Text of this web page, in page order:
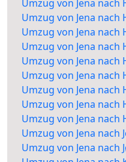
Umzug von Jena nach
Umzug von Jena nach
Umzug von Jena nach
Umzug von Jena nach
Umzug von Jena nach
Umzug von Jena nach
Umzug von Jena nach
Umzug von Jena nach
Umzug von Jena nach
Umzug von Jena nach
Umzug von Jena nach